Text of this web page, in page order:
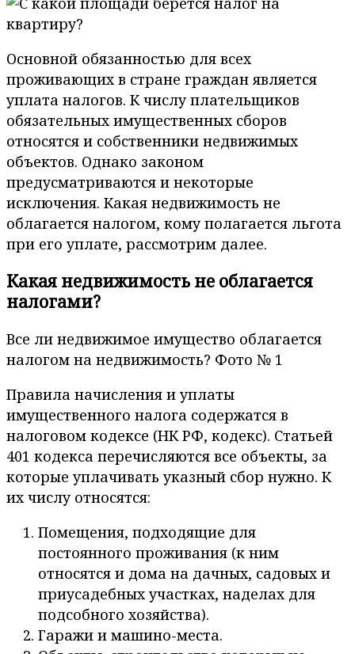
Основной обязанностью для всех
проживающих в стране граждан является
уплата налогов. К числу плательщиков
обязательных имущественных сборов
относятся и собственники недвижимых
объектов. Однако законом
предусматриваются и некоторые
исключения. Какая недвижимость не
облагается налогом, кому полагается льгота
при его уплате, рассмотрим далее.
Какая недвижимость не облагается
налогами?
Все ли недвижимое имущество облагается
налогом на недвижимость? Фото № 1
Правила начисления и уплаты
имущественного налога содержатся в
налоговом кодексе (НК РФ, кодекс). Статьей
401 кодекса перечисляются все объекты, за
которые уплачивать указный сбор нужно. К
их числу относятся:
Помещения, подходящие для
постоянного проживания (к ним
относятся и дома на дачных, садовых и
приусадебных участках, наделах для
подсобного хозяйства).
Гаражи и машино-места.